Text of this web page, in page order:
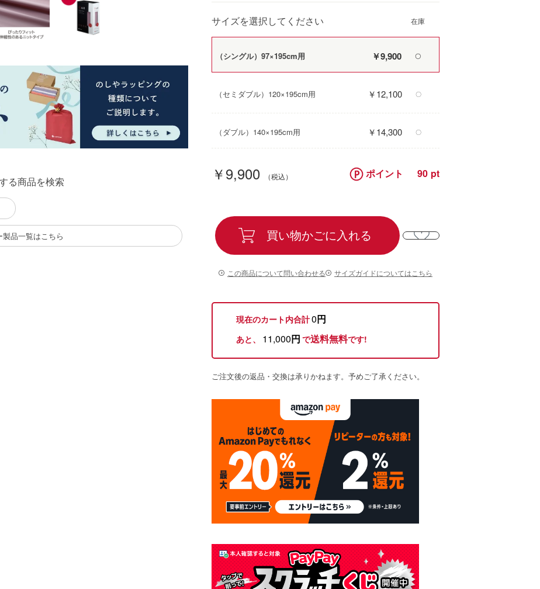
る商品を検索
製品一覧はこちら
￥9,900 ポイント 90
現在のカート内合計0円
あと、 11,000円 で送料無料です!
サイズを選択してください
（シングル）97×195cm用 ￥9,900 〇
（セミダブル）120×195cm用 ￥12,100 〇
（ダブル）140×195cm用 ￥14,300 〇
買い物かごに入れる
この商品について問い合わせる サイズガイドについてはこちら
ご注文後の返品・交換は承りかねます。予めご了承ください。